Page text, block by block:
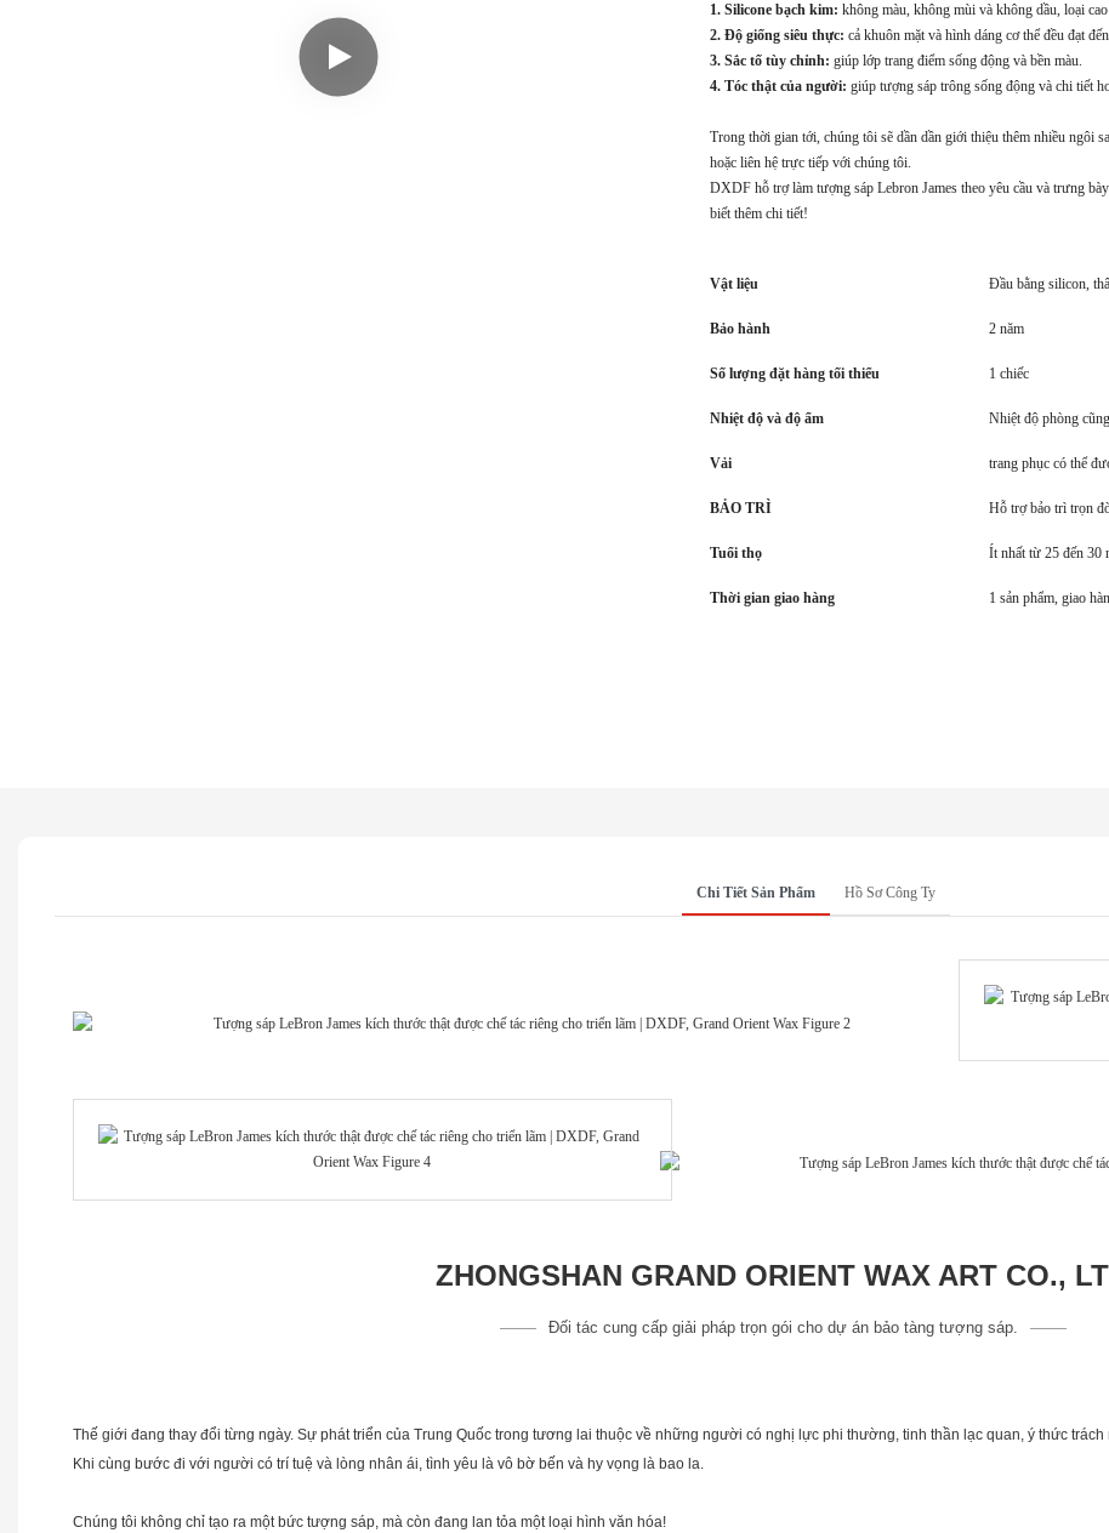
1. Silicone bạch kim: không màu, không mùi và không dầu, loại
2. Độ giống siêu thực: cả khuôn mặt và hình dáng cơ thể đều đạt
3. Sắc tố tùy chỉnh: giúp lớp trang điểm sống động và bền màu.
4. Tóc thật của người: giúp tượng sáp trông sống động và chi tiết
Trong thời gian tới, chúng tôi sẽ dần dần giới thiệu thêm nhiều ngôi
hoặc liên hệ trực tiếp với chúng tôi.
DXDF hỗ trợ làm tượng sáp Lebron James theo yêu cầu và trưng
biết thêm chi tiết!
Vật liệu Đầu bằng silicon,
Bảo hành 2 năm
Số lượng đặt hàng tối thiểu 1 chiếc
Nhiệt độ và độ ẩm Nhiệt độ phòng
Vải trang phục có thể
BẢO TRÌ Hỗ trợ bảo trì trọn
Tuổi thọ Ít nhất từ ​​25 đến 30
Thời gian giao hàng 1 sản phẩm, giao
Chi Tiết Sản Phẩm Hồ Sơ Công Ty
ZHONGSHAN GRAND ORIENT WAX ART CO.,
Đối tác cung cấp giải pháp trọn gói cho dự án bảo tàng tượng sáp.
Thế giới đang thay đổi từng ngày. Sự phát triển của Trung Quốc trong tương lai thuộc về những người có nghị lực phi thường, tinh thần lạc quan, ý thức trách
Khi cùng bước đi với người có trí tuệ và lòng nhân ái, tình yêu là vô bờ bến và hy vọng là bao la.
Chúng tôi không chỉ tạo ra một bức tượng sáp, mà còn đang lan tỏa một loại hình văn hóa!